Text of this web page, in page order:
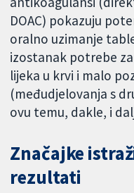
DOAC) pokazuju
oralno uzimanje
izostanak potrebe
lijeka u krvi i malo
(međudjelovanja s
ovu temu, dakle, i
Značajke
rezultati